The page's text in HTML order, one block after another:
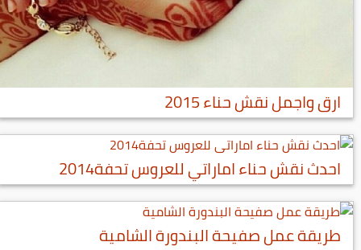
ارق واجمل نقش حناء 2015
احدث نقش حناء اماراتي للعروس تحفة2014
طريقة عمل صفيحة البندورة الشامية